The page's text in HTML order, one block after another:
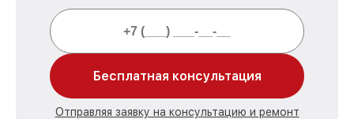
Бесплатная консультация
Отправляя заявку на консультацию и ремонт